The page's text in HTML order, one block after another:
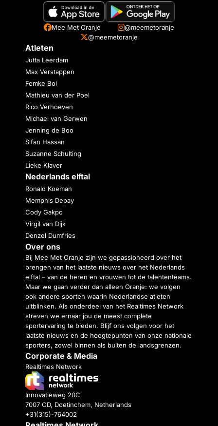
Mee Met Oranje
@meemetoranje
@meemetoranje
Atleten
Jutta Leerdam
Max Verstappen
Femke Bol
Mathieu van der Poel
Rico Verhoeven
Michael van Gerwen
Jenning de Boo
Sifan Hassan
Suzanne Schulting
Lieke Klaver
Nederlands elftal
Ronald Koeman
Memphis Depay
Cody Gakpo
Virgil van Dijk
Denzel Dumfries
Over ons
Bij Mee Met Oranje zijn we gepassioneerd over het
brengen van het laatste nieuws over het Nederlands
elftal – van de heren en vrouwen tot de talententeams.
Maar we gaan verder dan alleen Oranje: we volgen
ook andere sporten waarin Nederlandse atleten
uitblinken. Als onderdeel van het Realtimes Network
streven we ernaar jou de meest complete
sportervaring te bieden. Blijf ons volgen voor het
laatste nieuws en de hoogtepunten van onze nationale
sporters, zowel binnen als buiten de landsgrenzen.
Corporate & Media
Realtimes Network
Innovatieweg 20C
7007 CD, Doetinchem, Netherlands
+31(315)-764002